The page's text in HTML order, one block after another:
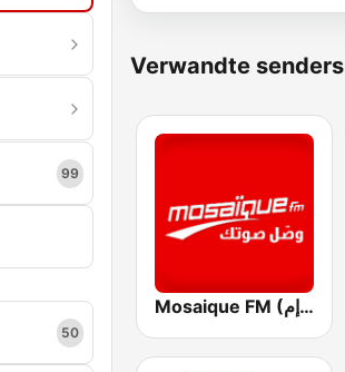
99
50
Verwandte senders
Mosaique FM (موزاييك إف إم)